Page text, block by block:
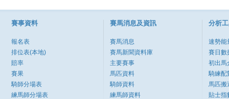
賽事資料
報名表
排位表(本地)
賠率
賽果
騎師分場表
練馬師分場表
賽馬消息及資訊
賽馬消息
賽馬新聞資料庫
主要賽事
馬匹資料
騎師資料
練馬師資料
分析
速勢能
賽日數
初出馬
騎練配
馬匹搬
貼士指